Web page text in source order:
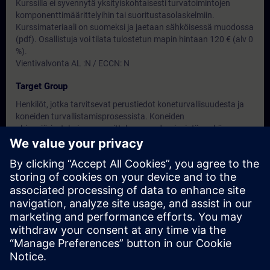
Kurssilla ei syvennytä yksityiskohtaisesti turvatoimintojen
komponenttimäärittelyihin tai suoritustasolaskelmiin.
Kurssimateriaali on suomeksi ja jaetaan sähköisessä muodossa
(pdf). Osallistuja voi tilata tulostetun mapin hintaan 120 € (alv 0
%).
Vientivalvonta AL :N / ECCN: N
Target Group
Henkilöt, jotka tarvitsevat perustiedot koneturvallisuudesta ja
koneiden turvallistamisprosessista. Koneiden
ohjausjärjestelmien suunnitteluun, modernisointiin sekä
kunnossapitoon osallistuvat henkilöt.
Dates And Registration
Currently, no events available
Add yourself to the course request list and you will be notified
when new dates become available.
Activate notification service